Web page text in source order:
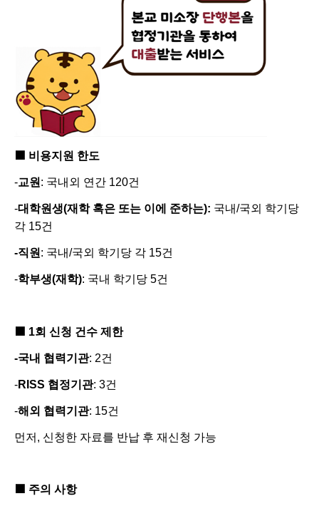
■ 비용지원 한도
-교원 : 국내외 연간 120건
-대학원생(재학 혹은 또는 이에 준하는): 국내/국외 학기당
각 15건
-직원 : 국내/국외 학기당 각 15건
-학부생(재학): 국내 학기당 5건
■ 1회 신청 건수 제한
-국내 협력기관: 2건
-RISS 협정기관: 3건
-해외 협력기관: 15건
먼저 , 신청한 자료를 반납 후 재신청 가능
■ 주의 사항